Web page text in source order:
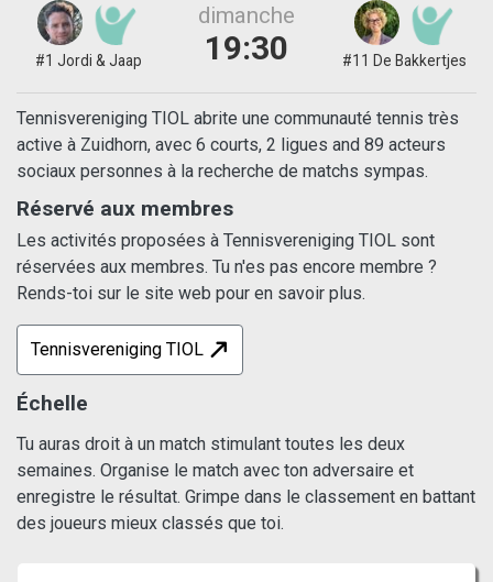
#1 Jordi & Jaap
dimanche
19:30 #11 De Bakkertjes
Tennisvereniging TIOL abrite une communauté tennis très
active à Zuidhorn, avec 6 courts, 2 ligues and 89 acteurs
sociaux personnes à la recherche de matchs sympas.
Réservé aux membres
Les activités proposées à Tennisvereniging TIOL sont
réservées aux membres. Tu n'es pas encore membre ?
Rends-toi sur le site web pour en savoir plus.
Tennisvereniging TIOL
Échelle
Tu auras droit à un match stimulant toutes les deux
semaines. Organise le match avec ton adversaire et
enregistre le résultat. Grimpe dans le classement en battant
des joueurs mieux classés que toi.